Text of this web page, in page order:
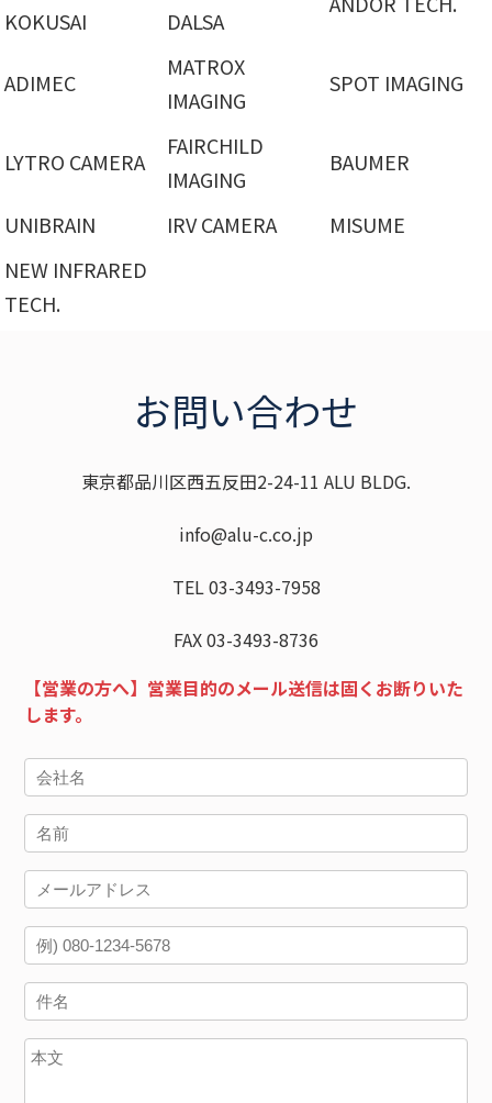
KOKUSAI
DALSA
ADIMEC
MATROX
IMAGING
SPOT IMAGING
LYTRO CAMERA
FAIRCHILD
IMAGING
BAUMER
UNIBRAIN IRV CAMERA
MISUME
NEW INFRARED
TECH.
お問い合わせ
東京都品川区西五反田2-24-11 ALU BLDG.
info@alu-c.co.jp
TEL 03-3493-7958
FAX 03-3493-8736
【営業の方へ】営業目的のメール送信は固くお断りいた
します。